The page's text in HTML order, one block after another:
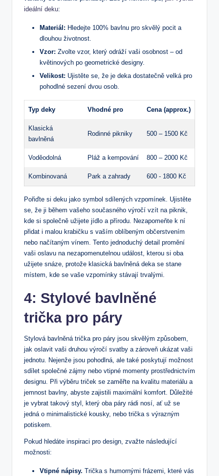
ideální deku:
Materiál: Hledejte 100% bavlnu⁣ pro skvělý pocit a
dlouhou životnost.
Vzor: Zvolte vzor, který odráží vaši osobnost – od
květinových po​ geometrické designy.
Velikost: Ujistěte se, že je deka dostatečně velká pro
pohodlné sezení dvou osob.
Typ deky Vhodné pro Cena (approx.)
Klasická
bavlněná
Rodinné ⁣pikniky 500 – 1500 Kč
Voděodolná Pláž a kempování 800 – 2000 Kč
Kombinovaná Park a zahrady 600 -​ 1800 Kč
Pořiďte si deku jako symbol sdílených vzpomínek. Ujistěte
⁣se, že ji⁣ během vašeho současného výročí vzít na piknik,
kde si společně ⁣užijete jídlo a přírodu.‍ Nezapomeňte k⁣ ní
‌přidat i malou krabičku s vaším oblíbeným občerstvením
‌nebo načítaným vínem. Tento jednoduchý detail promění
vaši oslavu na nezapomenutelnou událost, kterou si oba
užijete ⁢snáze, protože ‌klasická bavlněná deka se stane ​
místem, kde se ⁢vaše vzpomínky stávají​ trvalými.
4: Stylové bavlněné
trička pro páry
Stylová bavlněná trička pro páry‍ jsou skvělým způsobem,
jak oslavit​ vaši ⁣druhou výročí svatby a zároveň ukázat vaši
jednotu. Nejenže jsou pohodlná, ale také poskytují možnost
sdílet společné zájmy nebo vtipné momenty prostřednictvím
designu. Při výběru triček se zaměřte na kvalitu materiálu a
jemnost bavlny, abyste zajistili maximální komfort. Důležité
je vybrat ‌takový styl, který oba⁤ páry rádi nosí, ať⁣ už se
jedná o⁤ minimalistické kousky,⁤ nebo‌ trička s výrazným‌
potiskem.
Pokud ​hledáte inspiraci pro design, zvažte následující
možnosti:
Vtipné nápisy. Trička s humornými frázemi, které vás